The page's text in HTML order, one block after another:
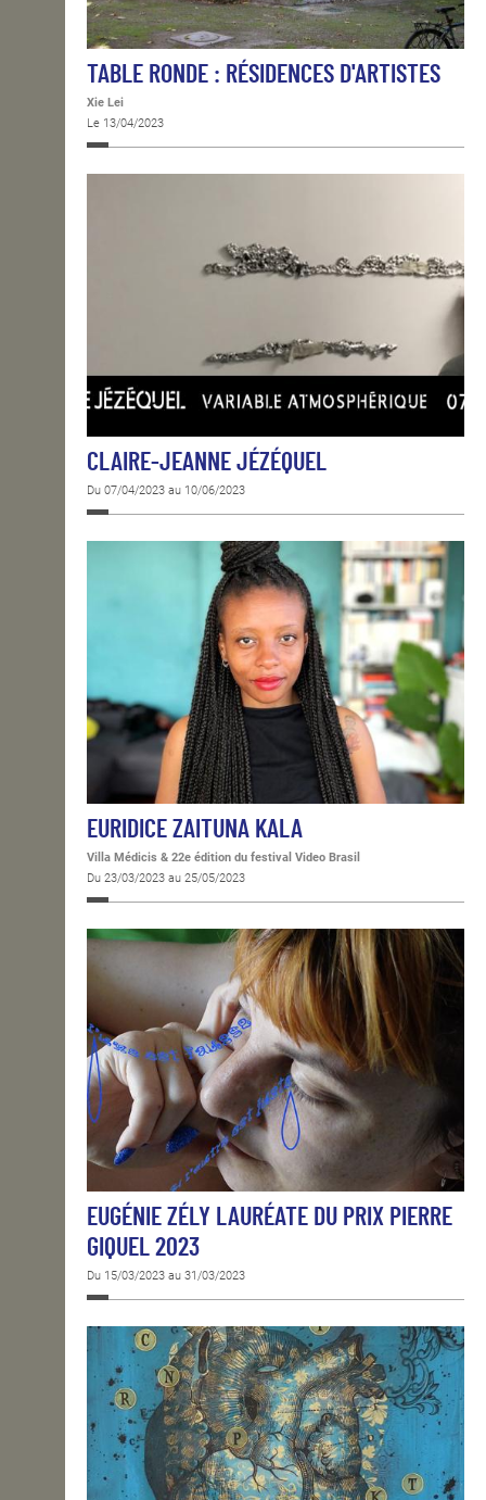
TABLE RONDE : RÉSIDENCES D'ARTISTES
Xie Lei
Le 13/04/2023
CLAIRE-JEANNE JÉZÉQUEL
Du 07/04/2023 au 10/06/2023
EURIDICE ZAITUNA KALA
Villa Médicis & 22e édition du festival Video Brasil
Du 23/03/2023 au 25/05/2023
EUGÉNIE ZÉLY LAURÉATE DU PRIX PIERRE
GIQUEL 2023
Du 15/03/2023 au 31/03/2023